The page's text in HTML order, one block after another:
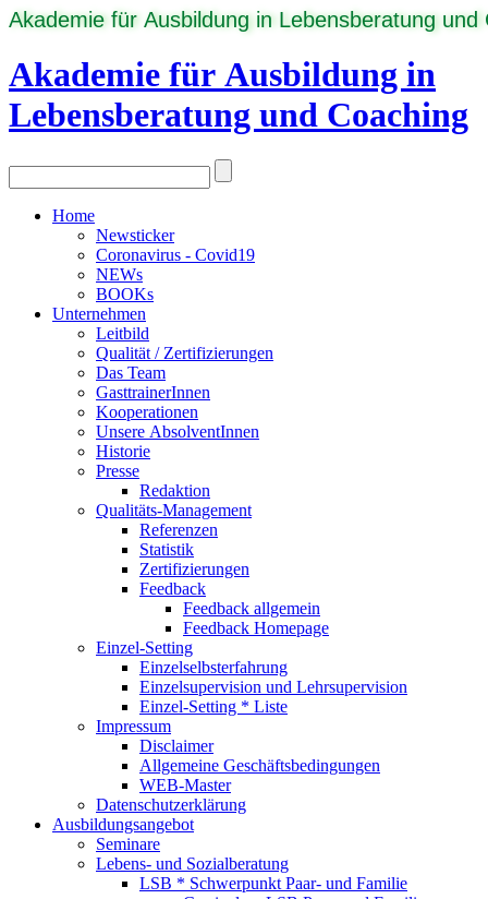
Akademie für Ausbildung in Lebensberatung und
Akademie für Ausbildung in
Lebensberatung und Coaching
Home
Newsticker
Coronavirus - Covid19
NEWs
BOOKs
Unternehmen
Leitbild
Qualität / Zertifizierungen
Das Team
GasttrainerInnen
Kooperationen
Unsere AbsolventInnen
Historie
Presse
Redaktion
Qualitäts-Management
Referenzen
Statistik
Zertifizierungen
Feedback
Feedback allgemein
Feedback Homepage
Einzel-Setting
Einzelselbsterfahrung
Einzelsupervision und Lehrsupervision
Einzel-Setting * Liste
Impressum
Disclaimer
Allgemeine Geschäftsbedingungen
WEB-Master
Datenschutzerklärung
Ausbildungsangebot
Seminare
Lebens- und Sozialberatung
LSB * Schwerpunkt Paar- und Familie